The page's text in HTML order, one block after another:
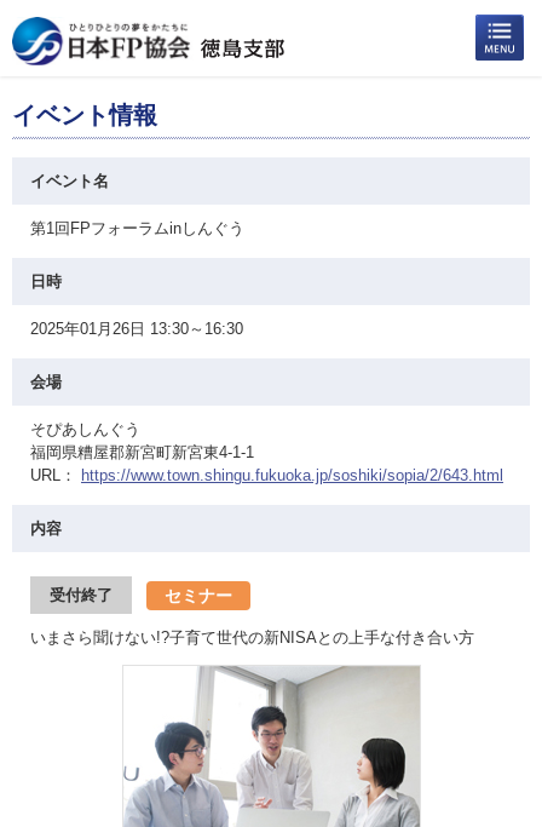
イベント情報
イベント名
第1回FPフォーラムinしんぐう
日時
2025年01月26日 13:30～16:30
会場
そぴあしんぐう
福岡県糟屋郡新宮町新宮東4-1-1
URL：
https://www.town.shingu.fukuoka.jp/soshiki/sopia/2/643.html
内容
受付終了 セミナー
いまさら聞けない!?子育て世代の新NISAとの上手な付き合い方